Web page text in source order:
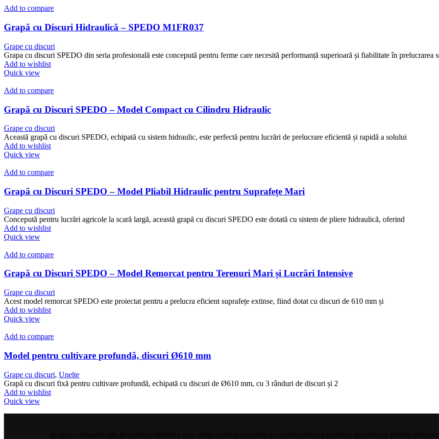
Add to compare
Grapă cu Discuri Hidraulică – SPEDO M1FR037
Grape cu discuri
Grapa cu discuri SPEDO din seria profesională este concepută pentru ferme care necesită performanță superioară și fiabilitate în prelucrarea
Add to wishlist
Quick view
Add to compare
Grapă cu Discuri SPEDO – Model Compact cu Cilindru Hidraulic
Grape cu discuri
Această grapă cu discuri SPEDO, echipată cu sistem hidraulic, este perfectă pentru lucrări de prelucrare eficientă și rapidă a solului
Add to wishlist
Quick view
Add to compare
Grapă cu Discuri SPEDO – Model Pliabil Hidraulic pentru Suprafețe Mari
Grape cu discuri
Concepută pentru lucrări agricole la scară largă, această grapă cu discuri SPEDO este dotată cu sistem de pliere hidraulică, oferind
Add to wishlist
Quick view
Add to compare
Grapă cu Discuri SPEDO – Model Remorcat pentru Terenuri Mari și Lucrări Intensive
Grape cu discuri
Acest model remorcat SPEDO este proiectat pentru a prelucra eficient suprafețe extinse, fiind dotat cu discuri de 610 mm și
Add to wishlist
Quick view
Add to compare
Model pentru cultivare profundă, discuri Ø610 mm
Grape cu discuri, Unelte
Grapă cu discuri fixă pentru cultivare profundă, echipată cu discuri de Ø610 mm, cu 3 rânduri de discuri și 2
Add to wishlist
Quick view